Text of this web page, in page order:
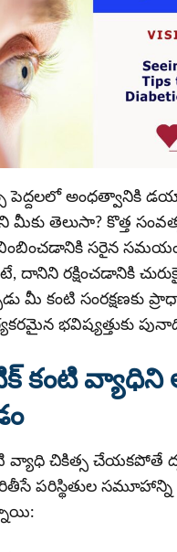
పెద్దలలో అంధత్వానికి
తెలుసా? కొత్త
సరైన
రక్షించడానికి
మీ కంటి సంరక్షణకు
భవిష్యత్తుకు
వ్యాధిని
చికిత్స చేయకపోతే
పరిస్థితుల సమూహాన్ని